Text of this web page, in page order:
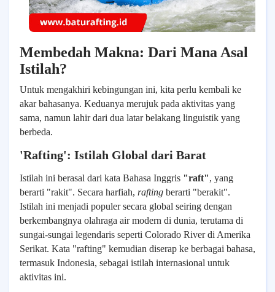
Membedah Makna: Dari Mana Asal
Istilah?
Untuk mengakhiri kebingungan ini, kita perlu kembali ke
akar bahasanya. Keduanya merujuk pada aktivitas yang
sama, namun lahir dari dua latar belakang linguistik yang
berbeda.
'Rafting': Istilah Global dari Barat
Istilah ini berasal dari kata Bahasa Inggris "raft", yang
berarti "rakit". Secara harfiah, rafting berarti "berakit".
Istilah ini menjadi populer secara global seiring dengan
berkembangnya olahraga air modern di dunia, terutama di
sungai-sungai legendaris seperti Colorado River di Amerika
Serikat. Kata "rafting" kemudian diserap ke berbagai bahasa,
termasuk Indonesia, sebagai istilah internasional untuk
aktivitas ini.